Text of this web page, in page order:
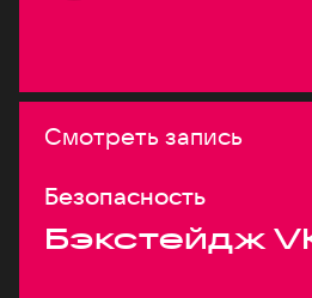
Смотреть запись
Безопасность
Бэкстейдж